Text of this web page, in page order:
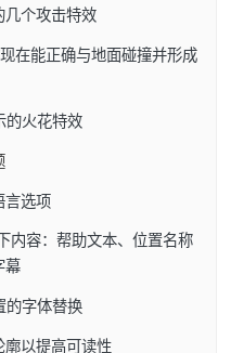
几个攻击特效
在能正确与地面碰撞并形成
的火花特效
言选项
内容：帮助文本、位置名称
幕
的字体替换
廓以提高可读性